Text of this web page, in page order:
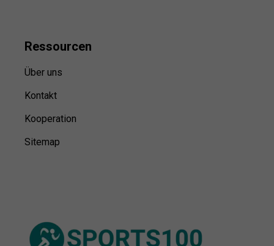
Ressourcen
Über uns
Kontakt
Kooperation
Sitemap